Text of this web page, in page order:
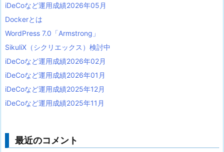
iDeCoなど運用成績2026年05月
Dockerとは
WordPress 7.0「Armstrong」
SikuliX（シクリエックス）検討中
iDeCoなど運用成績2026年02月
iDeCoなど運用成績2026年01月
iDeCoなど運用成績2025年12月
iDeCoなど運用成績2025年11月
最近のコメント